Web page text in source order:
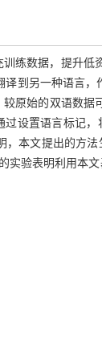
练数据，提升低
译到另一种语言
原始的双语数据
过设置语言标记
本文提出的方
实验表明利用本